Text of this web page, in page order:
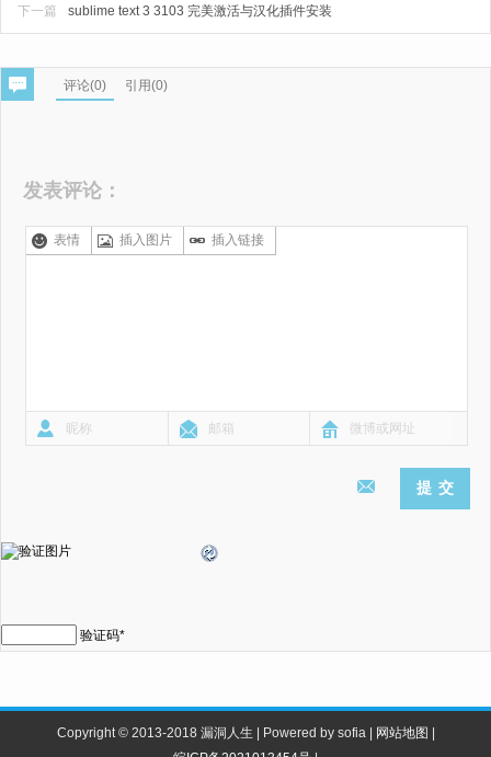
sublime text 3 3103 完美激活与汉化插件安装
下一篇
评论(0) 引用(0)
发表评论：
表情 插入图片 插入链接
验证码*
Copyright © 2013-2018 漏洞人生 | Powered by sofia | 网站地图